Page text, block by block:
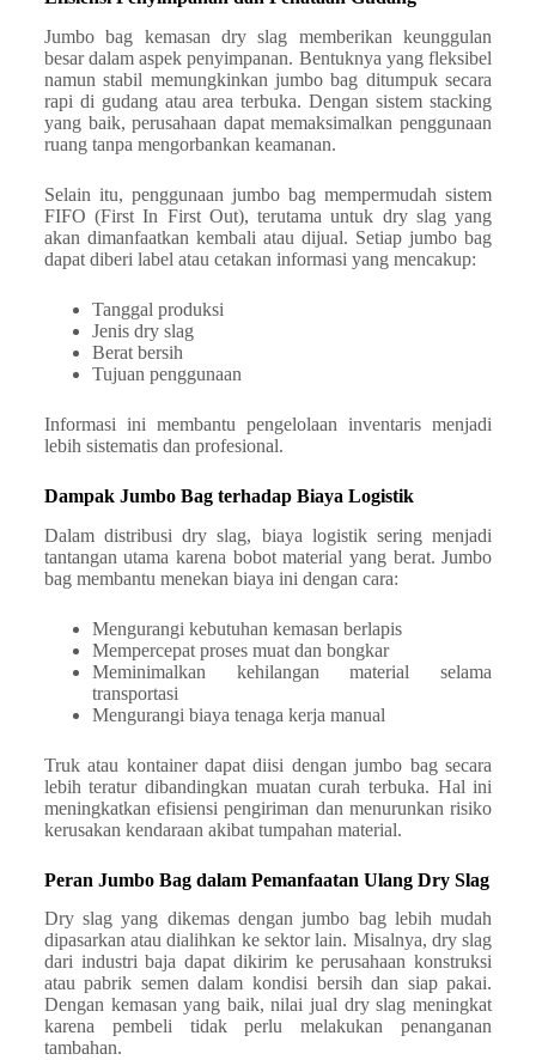
Jumbo bag kemasan dry slag memberikan keunggulan
besar dalam aspek penyimpanan. Bentuknya yang fleksibel
namun stabil memungkinkan jumbo bag ditumpuk secara
rapi di gudang atau area terbuka. Dengan sistem stacking
yang baik, perusahaan dapat memaksimalkan penggunaan
ruang tanpa mengorbankan keamanan.
Selain itu, penggunaan jumbo bag mempermudah sistem
FIFO (First In First Out), terutama untuk dry slag yang
akan dimanfaatkan kembali atau dijual. Setiap jumbo bag
dapat diberi label atau cetakan informasi yang mencakup:
Tanggal produksi
Jenis dry slag
Berat bersih
Tujuan penggunaan
Informasi ini membantu pengelolaan inventaris menjadi
lebih sistematis dan profesional.
Dampak Jumbo Bag terhadap Biaya Logistik
Dalam distribusi dry slag, biaya logistik sering menjadi
tantangan utama karena bobot material yang berat. Jumbo
bag membantu menekan biaya ini dengan cara:
Mengurangi kebutuhan kemasan berlapis
Mempercepat proses muat dan bongkar
Meminimalkan kehilangan material selama
transportasi
Mengurangi biaya tenaga kerja manual
Truk atau kontainer dapat diisi dengan jumbo bag secara
lebih teratur dibandingkan muatan curah terbuka. Hal ini
meningkatkan efisiensi pengiriman dan menurunkan risiko
kerusakan kendaraan akibat tumpahan material.
Peran Jumbo Bag dalam Pemanfaatan Ulang Dry Slag
Dry slag yang dikemas dengan jumbo bag lebih mudah
dipasarkan atau dialihkan ke sektor lain. Misalnya, dry slag
dari industri baja dapat dikirim ke perusahaan konstruksi
atau pabrik semen dalam kondisi bersih dan siap pakai.
Dengan kemasan yang baik, nilai jual dry slag meningkat
karena pembeli tidak perlu melakukan penanganan
tambahan.